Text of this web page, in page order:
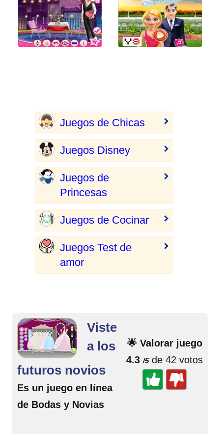
Juegos de Chicas
Juegos Disney
Juegos de
Princesas
Juegos de Cocinar
Juegos Test de
amor
🌟 Valorar juego
4.3 /5de 42 votos
Viste
a los
futuros novios
Es un juego en línea
de Bodas y Novias